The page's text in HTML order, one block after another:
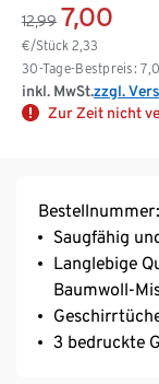
12,99 7,00
€/Stück 2,33
30-Tage-Bestpreis:
inkl. MwSt.zzgl.
Zur Zeit nicht
Saugfähig
Langlebige
Baumwoll-
3 bedruckte